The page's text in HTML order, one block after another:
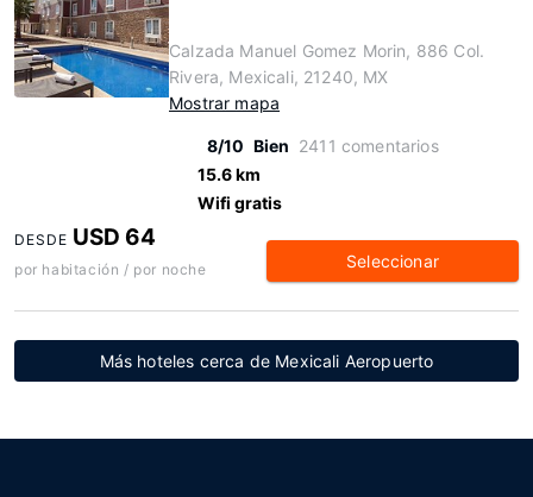
Calzada Manuel Gomez Morin, 886 Col.
Rivera, Mexicali, 21240, MX
Mostrar mapa
8/10 Bien 2411 comentarios
15.6 km
Wifi gratis
DESDE USD 64
por habitación / por noche Seleccionar
Más hoteles cerca de Mexicali Aeropuerto